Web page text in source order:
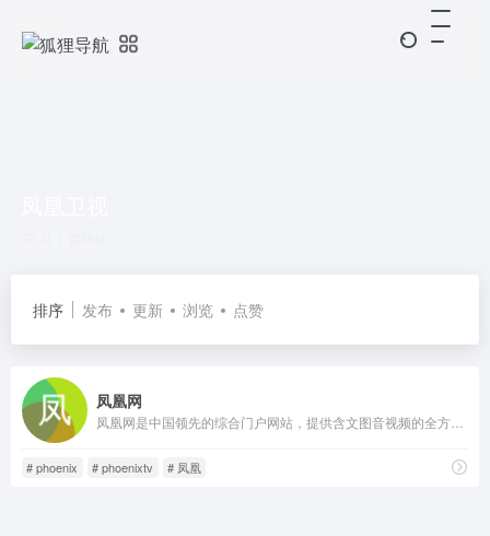
排序 发布 更新 浏览 点赞
凤凰网
# phoenix # phoenixtv # 凤凰